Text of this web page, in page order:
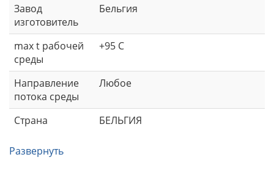
Завод
изготовитель
Бельгия
max t рабочей
среды
+95 С
Направление
потока среды
Любое
Страна БЕЛЬГИЯ
Развернуть